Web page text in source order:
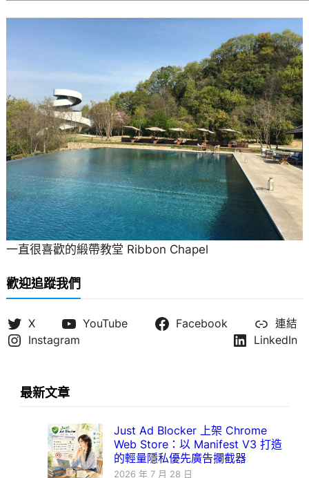
一直很喜歡的緞帶教堂 Ribbon Chapel
歡迎追蹤我們
X YouTube Facebook
連結
Instagram
LinkedIn
最新文章
Just Ad Blocker 上架 Chrome
Web Store：以 Manifest V3 打造
的輕量隱私優先廣告攔截器
2026 年 7 月 28 日